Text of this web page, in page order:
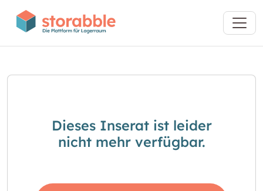
Dieses Inserat ist leider
nicht mehr verfügbar.